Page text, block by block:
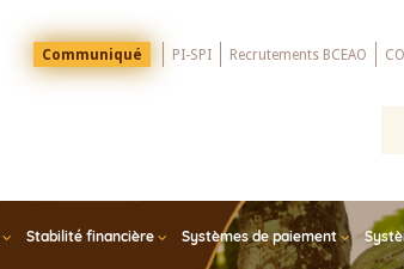
Menu
Top
Communiqué PI-SPI Recrutements BCEAO
Stabilité financière Systèmes de paiement